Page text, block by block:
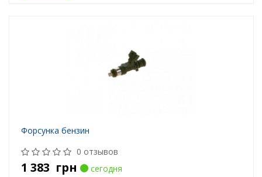
Форсунка бензин
0 отзывов
1 383 грн
сегодня